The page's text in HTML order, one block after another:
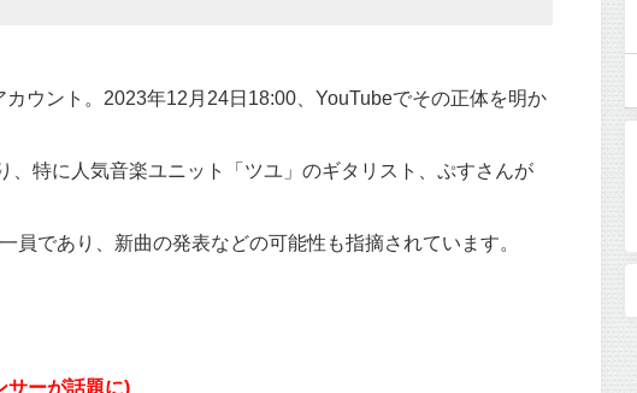
ウント。2023年12月24日18:00、YouTubeでその正体を明か
、特に人気音楽ユニット「ツユ」のギタリスト、ぷすさんが
員であり、新曲の発表などの可能性も指摘されています。
サーが話題に)